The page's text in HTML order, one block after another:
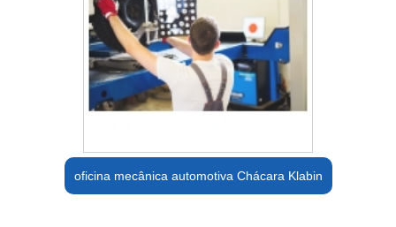
oficina mecânica automotiva Chácara Klabin